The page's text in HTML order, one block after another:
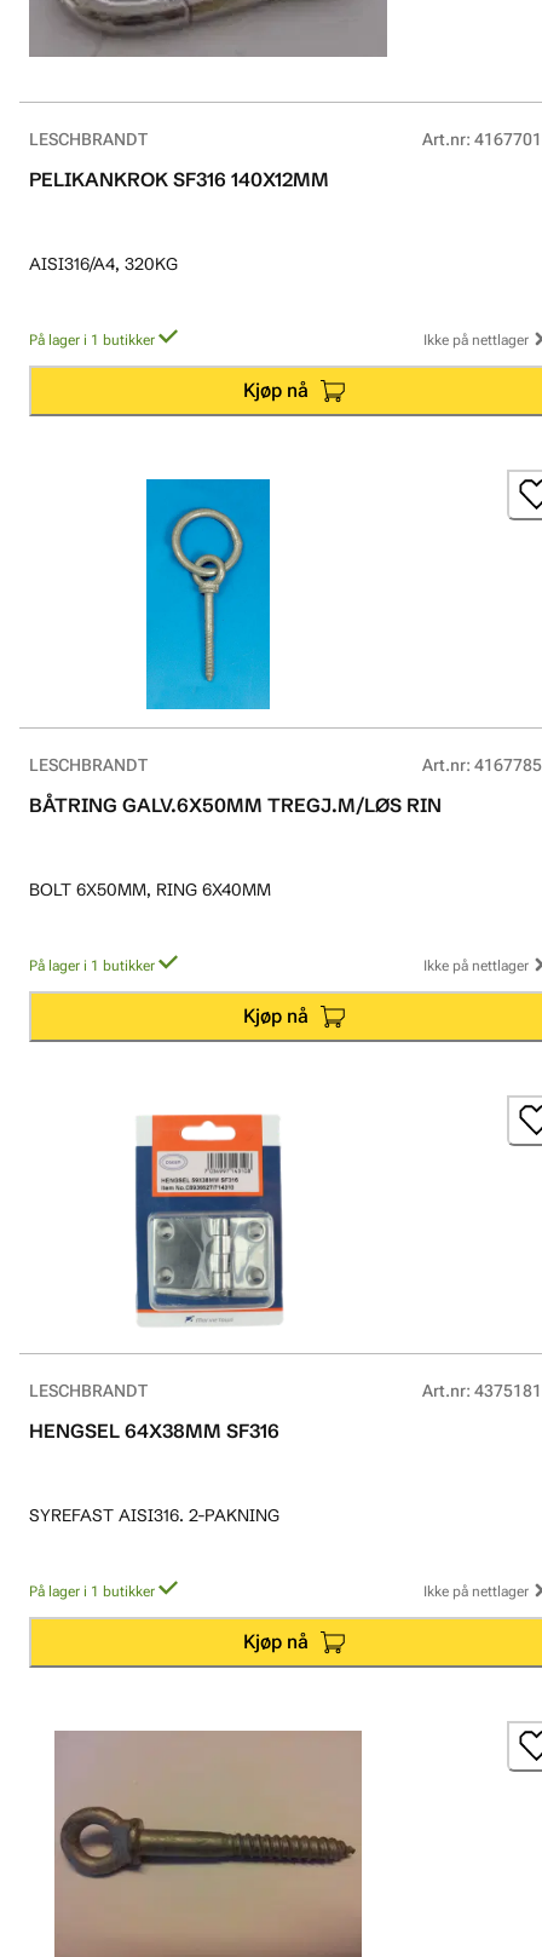
LESCHBRANDT Art.nr:
PELIKANKROK SF316 140X12MM
AISI316/A4, 320KG
På lager i 1 butikker Ikke på nettlager
Kjøp nå
LESCHBRANDT Art.nr:
BÅTRING GALV.6X50MM TREGJ.M/LØS RIN
BOLT 6X50MM, RING 6X40MM
På lager i 1 butikker Ikke på nettlager
Kjøp nå
LESCHBRANDT Art.nr:
HENGSEL 64X38MM SF316
SYREFAST AISI316. 2-PAKNING
På lager i 1 butikker Ikke på nettlager
Kjøp nå